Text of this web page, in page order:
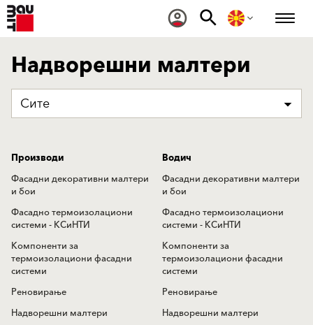
Надворешни малтери
Сите
Производи
Фасадни декоративни малтери
и бои
Фасадно термоизолациони
системи - КСиНТИ
Компоненти за
термоизолациони фасадни
системи
Реновирање
Надворешни малтери
Водич
Фасадни декоративни малтери
и бои
Фасадно термоизолациони
системи - КСиНТИ
Компоненти за
термоизолациони фасадни
системи
Реновирање
Надворешни малтери